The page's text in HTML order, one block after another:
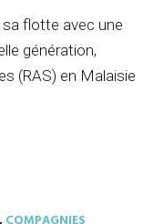
flotte avec une
génération,
(RAS) en Malaisie